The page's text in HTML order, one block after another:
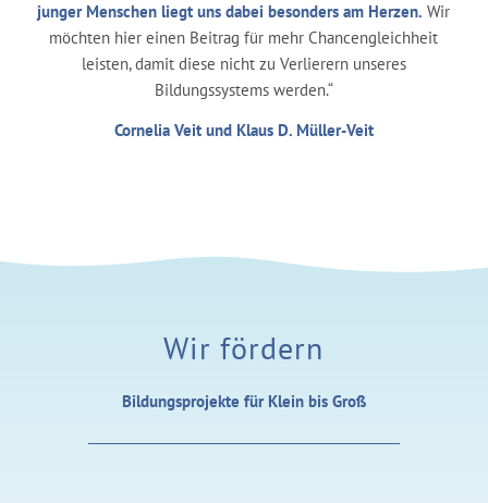
junger Menschen liegt uns dabei besonders am Herzen. Wir
möchten hier einen Beitrag für mehr Chancengleichheit
leisten, damit diese nicht zu Verlierern unseres
Bildungssystems werden.“
Cornelia Veit und Klaus D. Müller-Veit
Wir fördern
Bildungsprojekte für Klein bis Groß